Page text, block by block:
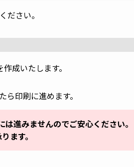
ださい。
成いたします。
印刷に進めます。
進みませんのでご安心ください。
ます。